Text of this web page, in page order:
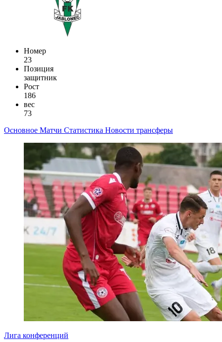
Номер
23
Позиция
защитник
Рост
186
вес
73
Основное Матчи Статистика Новости трансферы
Лига конференций